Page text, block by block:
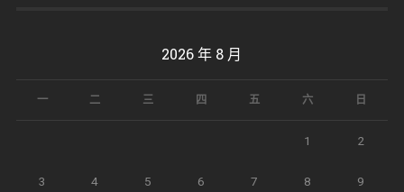
2026 年 8 月
一 二 三 四 五 六 日
1 2
3 4 5 6 7 8 9